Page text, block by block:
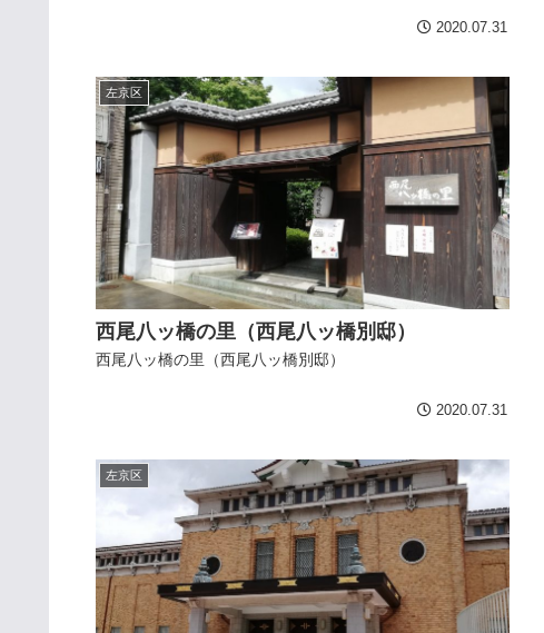
2020.07.31
左京区
西尾八ッ橋の里（西尾八ッ橋別邸）
西尾八ッ橋の里（西尾八ッ橋別邸）
2020.07.31
左京区